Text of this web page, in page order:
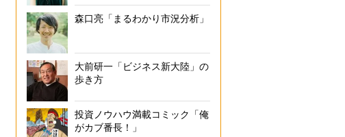
森口亮「まるわかり市況分析」
大前研一「ビジネス新大陸」の
歩き方
投資ノウハウ満載コミック「俺
がカブ番長！」